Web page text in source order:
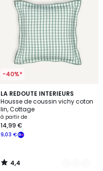
-40%*
LA REDOUTE INTERIEURS
Housse de coussin vichy coton
lin, Cottage
à partir de
9,03 €
14,99 €
4,4
/ 5
4
Couleurs
4,4
/